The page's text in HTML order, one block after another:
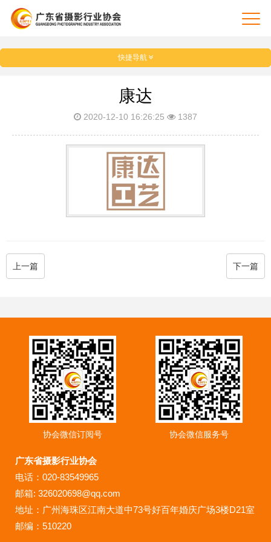
快捷导航
康达
2020-12-10 16:26:25 1387
上一篇 下一篇
协会微信订阅号 协会微信服务号
广东省摄影行业协会
电话：020-83549965
邮箱: 326020698@qq.com
地址：广州海珠区江南大道中73号好百年婚庆广场3楼D21室
邮编：510220